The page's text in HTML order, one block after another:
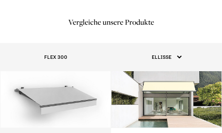
Vergleiche unsere Produkte
FLEX 300